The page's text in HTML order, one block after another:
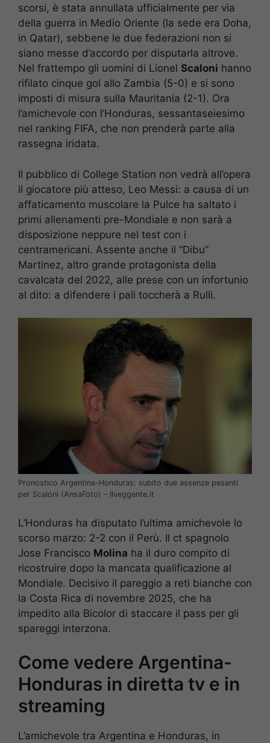
scorsi, è stata annullata ufficialmente per via
della guerra in Medio Oriente (la sede era Doha,
in Qatar), sebbene le due federazioni non si
siano messe d’accordo per disputarla altrove.
Nel frattempo gli uomini di Lionel Scaloni hanno
rifilato cinque gol allo Zambia (5-0) e si sono
imposti di misura sulla Mauritania (2-1). Ora
l’amichevole con l’Honduras, sessantaseiesimo
nel ranking FIFA, che non prenderà parte alla
rassegna iridata.
Il pubblico di College Station non vedrà all’opera
il giocatore più atteso, Leo Messi: a causa di un
affaticamento muscolare la Pulce ha saltato i
primi allenamenti pre-Mondiale e non sarà a
disposizione neppure nel test con i
centramericani. Assente anche il “Dibu”
Martinez, altro grande protagonista della
cavalcata del 2022, alle prese con un infortunio
al dito: a difendere i pali toccherà a Rulli.
Pronostico Argentina-Honduras: subito due assenze pesanti
per Scaloni (AnsaFoto) – Ilveggente.it
L’Honduras ha disputato l’ultima amichevole lo
scorso marzo: 2-2 con il Perù. Il ct spagnolo
Jose Francisco Molina ha il duro compito di
ricostruire dopo la mancata qualificazione al
Mondiale. Decisivo il pareggio a reti bianche con
la Costa Rica di novembre 2025, che ha
impedito alla Bicolor di staccare il pass per gli
spareggi interzona.
Come vedere Argentina-
Honduras in diretta tv e in
streaming
L’amichevole tra Argentina e Honduras, in